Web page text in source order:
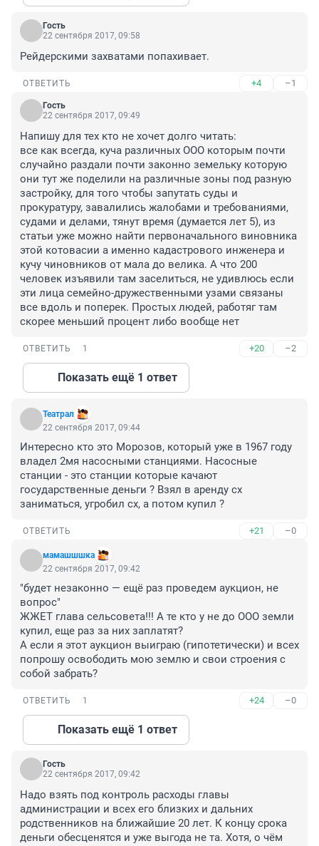
Гость
22 сентября 2017, 09:58
Рейдерскими захватами попахивает.
ОТВЕТИТЬ +4 –1
Гость
22 сентября 2017, 09:49
Напишу для тех кто не хочет долго читать:
все как всегда, куча различных ООО которым почти
случайно раздали почти законно земельку которую
они тут же поделили на различные зоны под разную
застройку, для того чтобы запутать суды и
прокуратуру, завалились жалобами и требованиями,
судами и делами, тянут время (думается лет 5), из
статьи уже можно найти первоначального виновника
этой котовасии а именно кадастрового инженера и
кучу чиновников от мала до велика. А что 200
человек изъявили там заселиться, не удивлюсь если
эти лица семейно-дружественными узами связаны
все вдоль и поперек. Простых людей, работяг там
скорее меньший процент либо вообще нет
ОТВЕТИТЬ 1 +20 –2
Показать ещё 1 ответ
Театрал
22 сентября 2017, 09:44
Интересно кто это Морозов, который уже в 1967 году
владел 2мя насосными станциями. Насосные
станции - это станции которые качают
государственные деньги ? Взял в аренду сх
заниматься, угробил сх, а потом купил ?
ОТВЕТИТЬ +21 –0
мамашшшка
22 сентября 2017, 09:42
"будет незаконно — ещё раз проведем аукцион, не
вопрос"
ЖЖЕТ глава сельсовета!!! А те кто у не до ООО земли
купил, еще раз за них заплатят?
А если я этот аукцион выиграю (гипотетически) и всех
попрошу освободить мою землю и свои строения с
собой забрать?
ОТВЕТИТЬ 1 +24 –0
Показать ещё 1 ответ
Гость
22 сентября 2017, 09:42
Надо взять под контроль расходы главы
администрации и всех его близких и дальних
родственников на ближайшие 20 лет. К концу срока
деньги обесценятся и уже выгода не та. Хотя, о чём